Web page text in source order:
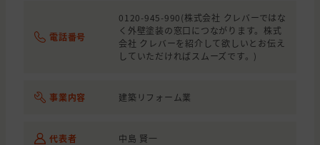
電話番号
0120-945-990(株式会社 クレバーではな
く外壁塗装の窓口につながります。株式
会社 クレバーを紹介して欲しいとお伝え
していただければスムーズです。)
事業内容 建築リフォーム業
代表者 中島 賢一